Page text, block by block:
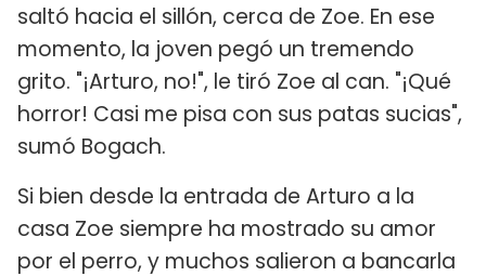
saltó hacia el sillón, cerca de Zoe. En ese
momento, la joven pegó un tremendo
grito. "¡Arturo, no!", le tiró Zoe al can. "¡Qué
horror! Casi me pisa con sus patas sucias",
sumó Bogach.
Si bien desde la entrada de Arturo a la
casa Zoe siempre ha mostrado su amor
por el perro, y muchos salieron a bancarla